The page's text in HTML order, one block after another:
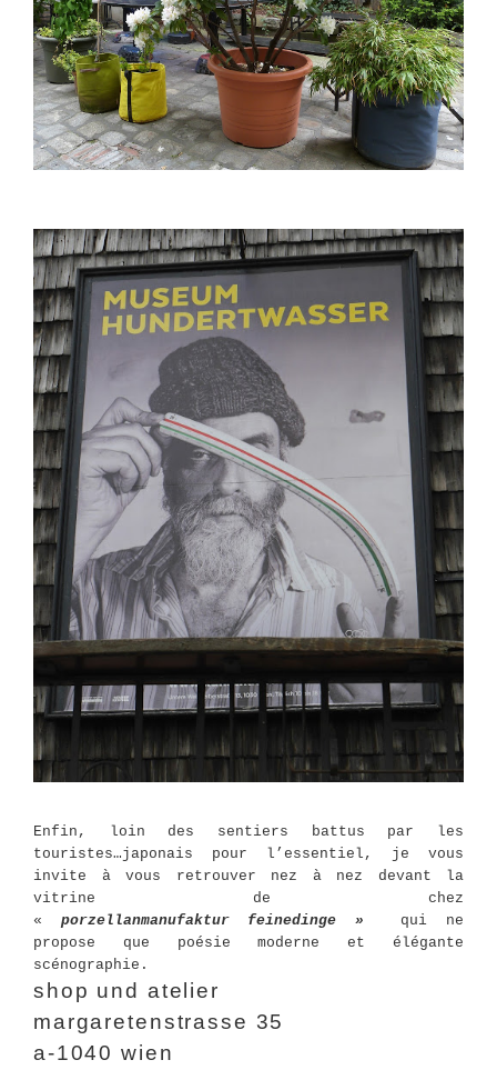
Enfin, loin des sentiers battus par les
touristes…japonais pour l’essentiel, je vous
invite à vous retrouver nez à nez devant la
vitrine de chez
« porzellanmanufaktur feinedinge » qui ne
propose que poésie moderne et élégante
scénographie.
shop und atelier
margaretenstrasse 35
a-1040 wien